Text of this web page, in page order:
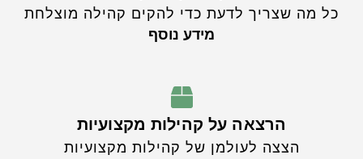
כל מה שצריך לדעת כדי להקים קהילה מוצלחת
מידע נוסף
הרצאה על קהילות מקצועיות
הצצה לעולמן של קהילות מקצועיות